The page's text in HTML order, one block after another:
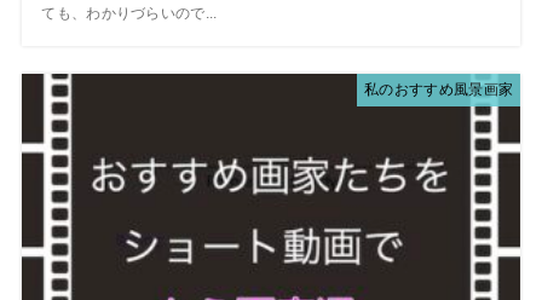
ても、わかりづらいので...
私のおすすめ風景画家